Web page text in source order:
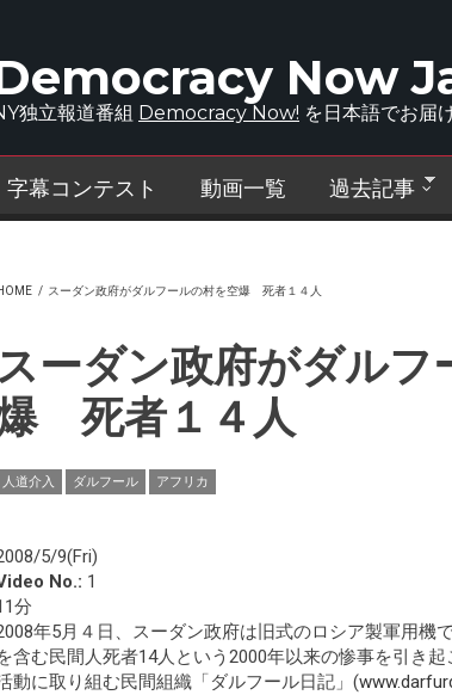
Now
独立報道番組 Democracy Now! を日本語でお届
字幕コンテスト 動画一覧 過去記事
/ スーダン政府がダルフールの村を空爆 死者１４人
ーダン政府がダルフ
死者１４人
人道介入 ダルフール アフリカ
5/9(Fri)
No.: 1
分
年5月４日、スーダン政府は旧式のロシア製軍用機
含む民間人死者14人という2000年以来の惨事を引き
動に取り組む民間組織「ダルフール日記」(